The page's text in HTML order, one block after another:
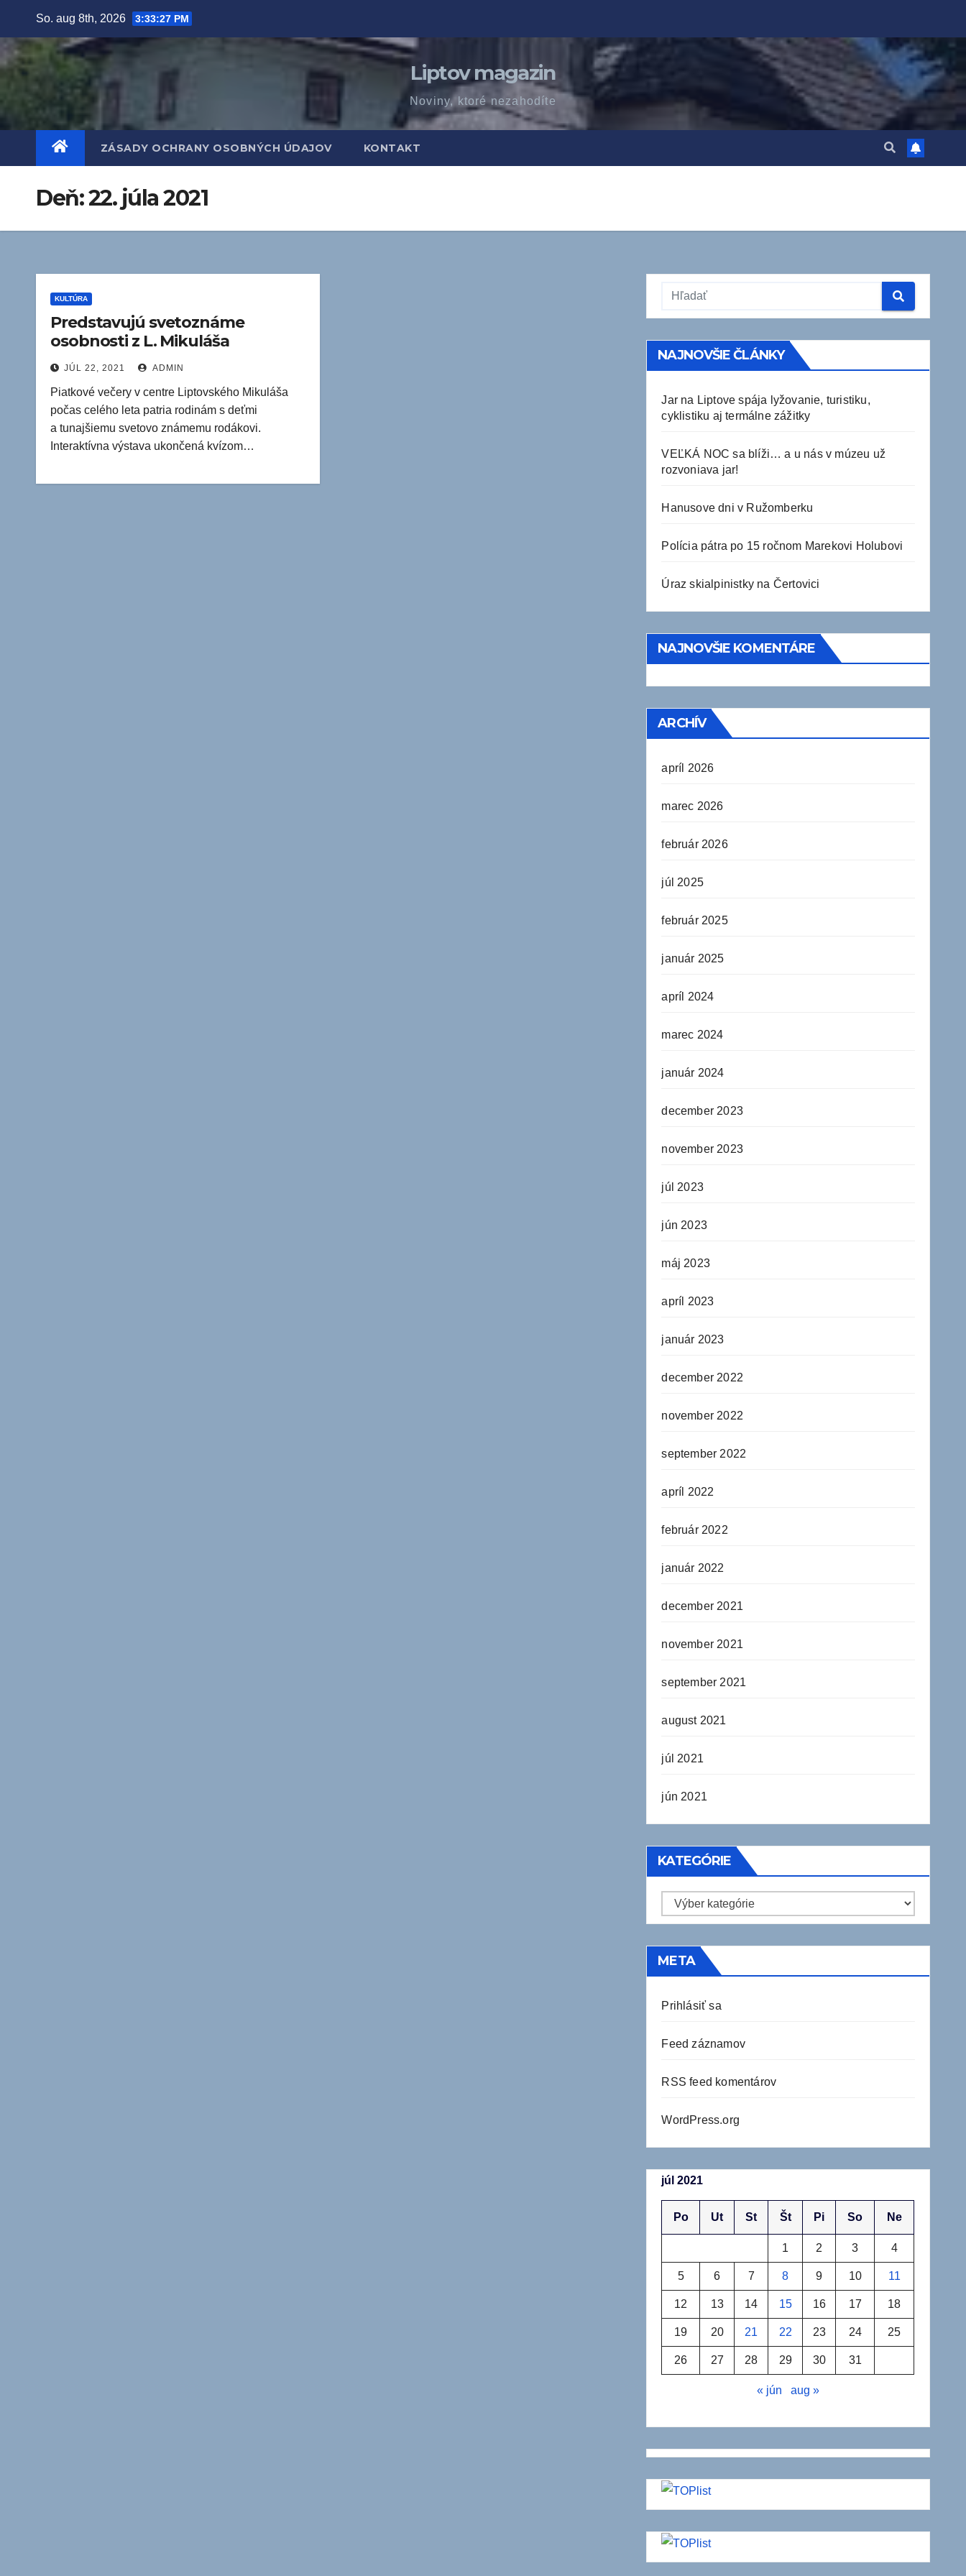
obsah
So. aug 8th, 2026 3:33:28 PM
Liptov magazin
Noviny, ktoré nezahodíte
ZÁSADY OCHRANY OSOBNÝCH ÚDAJOV KONTAKT
Deň:22. júla 2021
KULTÚRA
Predstavujú svetoznáme
osobnosti z L. Mikuláša
JÚL 22, 2021 ADMIN
Piatkové večery v centre Liptovského Mikuláša
počas celého leta patria rodinám s deťmi
a tunajšiemu svetovo známemu rodákovi.
Interaktívna výstava ukončená kvízom…
NAJNOVŠIE ČLÁNKY
Jar na Liptove spája lyžovanie, turistiku,
cyklistiku aj termálne zážitky
VEĽKÁ NOC sa blíži… a u nás v múzeu už
rozvoniava jar!
Hanusove dni v Ružomberku
Polícia pátra po 15 ročnom Marekovi Holubovi
Úraz skialpinistky na Čertovici
NAJNOVŠIE KOMENTÁRE
ARCHÍV
apríl 2026
marec 2026
február 2026
júl 2025
február 2025
január 2025
apríl 2024
marec 2024
január 2024
december 2023
november 2023
júl 2023
jún 2023
máj 2023
apríl 2023
január 2023
december 2022
november 2022
september 2022
apríl 2022
február 2022
január 2022
december 2021
november 2021
september 2021
august 2021
júl 2021
jún 2021
KATEGÓRIE
Kategórie
META
Prihlásiť sa
Feed záznamov
RSS feed komentárov
WordPress.org
júl 2021
Po Ut St Št Pi So Ne
1 2 3 4
5 6 7 8 9 10 11
12 13 14 15 16 17 18
19 20 21 22 23 24 25
26 27 28 29 30 31
« jún aug »